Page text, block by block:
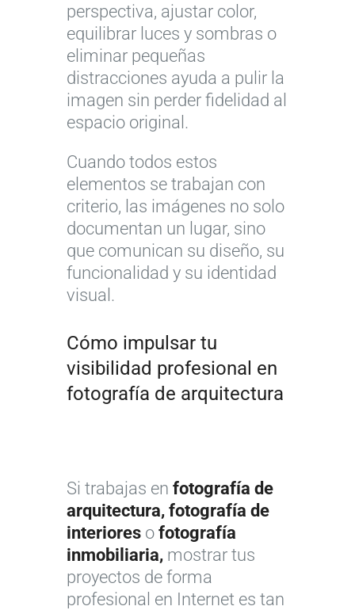
perspectiva, ajustar color,
equilibrar luces y sombras o
eliminar pequeñas
distracciones ayuda a pulir la
imagen sin perder fidelidad al
espacio original.
Cuando todos estos
elementos se trabajan con
criterio, las imágenes no solo
documentan un lugar, sino
que comunican su diseño, su
funcionalidad y su identidad
visual.
Cómo impulsar tu
visibilidad profesional en
fotografía de arquitectura
Si trabajas en fotografía de
arquitectura, fotografía de
interiores o fotografía
inmobiliaria, mostrar tus
proyectos de forma
profesional en Internet es tan